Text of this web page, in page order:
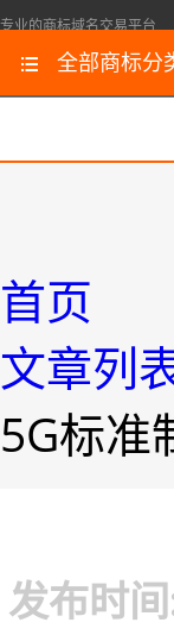
专业的商标域名交易平台
全部商标分
首页
文章列
5G标准
发布时